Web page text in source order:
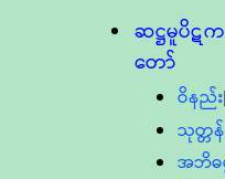
ဆဋ္ဌမူပိဋ
တော်
ဝိနည်း
သုတ္တန်
အဘိဓ